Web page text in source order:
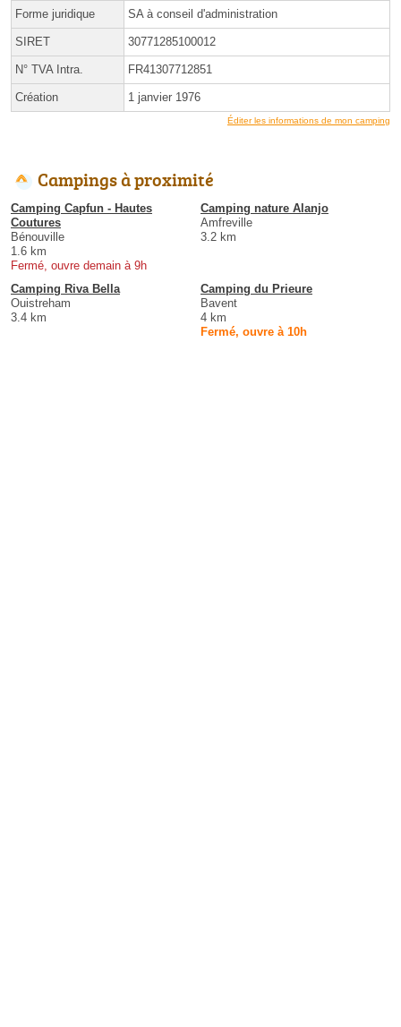
Forme juridique SA à conseil d'administration
SIRET 30771285100012
N° TVA Intra. FR41307712851
Création 1 janvier 1976
Éditer les informations de mon camping
Campings à proximité
Camping Capfun - Hautes
Coutures
Bénouville
1.6 km
Fermé, ouvre demain à 9h
Camping nature Alanjo
Amfreville
3.2 km
Camping Riva Bella
Ouistreham
3.4 km
Camping du Prieure
Bavent
4 km
Fermé, ouvre à 10h